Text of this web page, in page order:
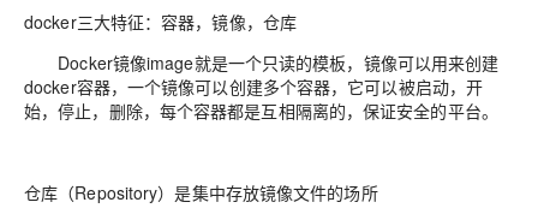
docker三大特征：容器，镜像，仓库
Docker镜像image就是一个只读的模板，镜像可以用来创建
docker容器，一个镜像可以创建多个容器，它可以被启动，开
始，停止，删除，每个容器都是互相隔离的，保证安全的平台。
仓库（Repository）是集中存放镜像文件的场所